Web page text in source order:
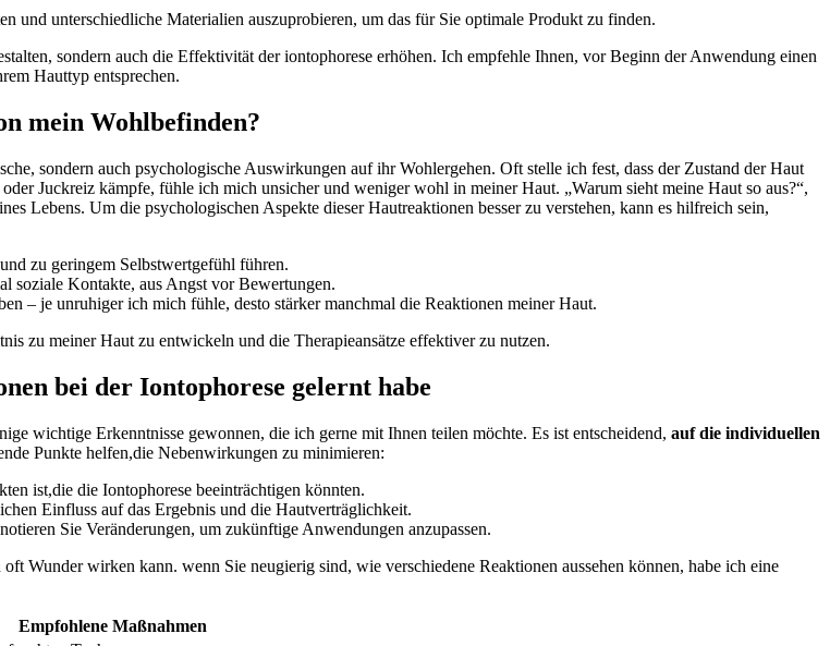
und unterschiedliche Materialien auszuprobieren, ⁤um das für Sie ⁣optimale Produkt zu finden.
sondern auch die Effektivität der ⁢iontophorese erhöhen. Ich empfehle Ihnen, vor Beginn der ⁢Anwendung einen
Hauttyp entsprechen.
mein Wohlbefinden?
sondern auch psychologische Auswirkungen auf ihr⁣ Wohlergehen. Oft‍ stelle ich fest, dass der Zustand‍ der Haut
Juckreiz kämpfe, fühle ich​ mich unsicher ‍und weniger wohl in meiner Haut. „Warum sieht meine Haut so⁢ aus?“,
Lebens. Um die psychologischen Aspekte dieser​ Hautreaktionen besser ⁣zu verstehen, kann es⁣ hilfreich sein,
zu ​geringem Selbstwertgefühl führen.
soziale Kontakte, ‍aus ⁢Angst vor Bewertungen.
–‍ je unruhiger​ ich ‌mich fühle, ​desto stärker manchmal die⁢ Reaktionen meiner Haut.
⁣zu meiner Haut ⁣zu ‍entwickeln und die Therapieansätze effektiver​ zu nutzen.
bei der Iontophorese gelernt​ habe
wichtige Erkenntnisse ‌gewonnen, die ich gerne ​mit Ihnen teilen möchte. ⁣Es ist entscheidend, auf die individuellen
Punkte helfen,die Nebenwirkungen⁣ zu​ minimieren:
ist,die die Iontophorese beeinträchtigen könnten.
Einfluss auf das Ergebnis und die Hautverträglichkeit.
Sie Veränderungen, um zukünftige Anwendungen anzupassen.
Wunder wirken kann. wenn Sie ⁢neugierig ⁤sind, wie‍ verschiedene Reaktionen aussehen können, habe ich eine
Empfohlene Maßnahmen